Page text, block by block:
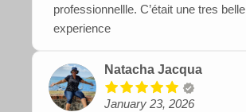
professionnellle. C’était une tres belle
experience
Natacha Jacqua
January 23, 2026